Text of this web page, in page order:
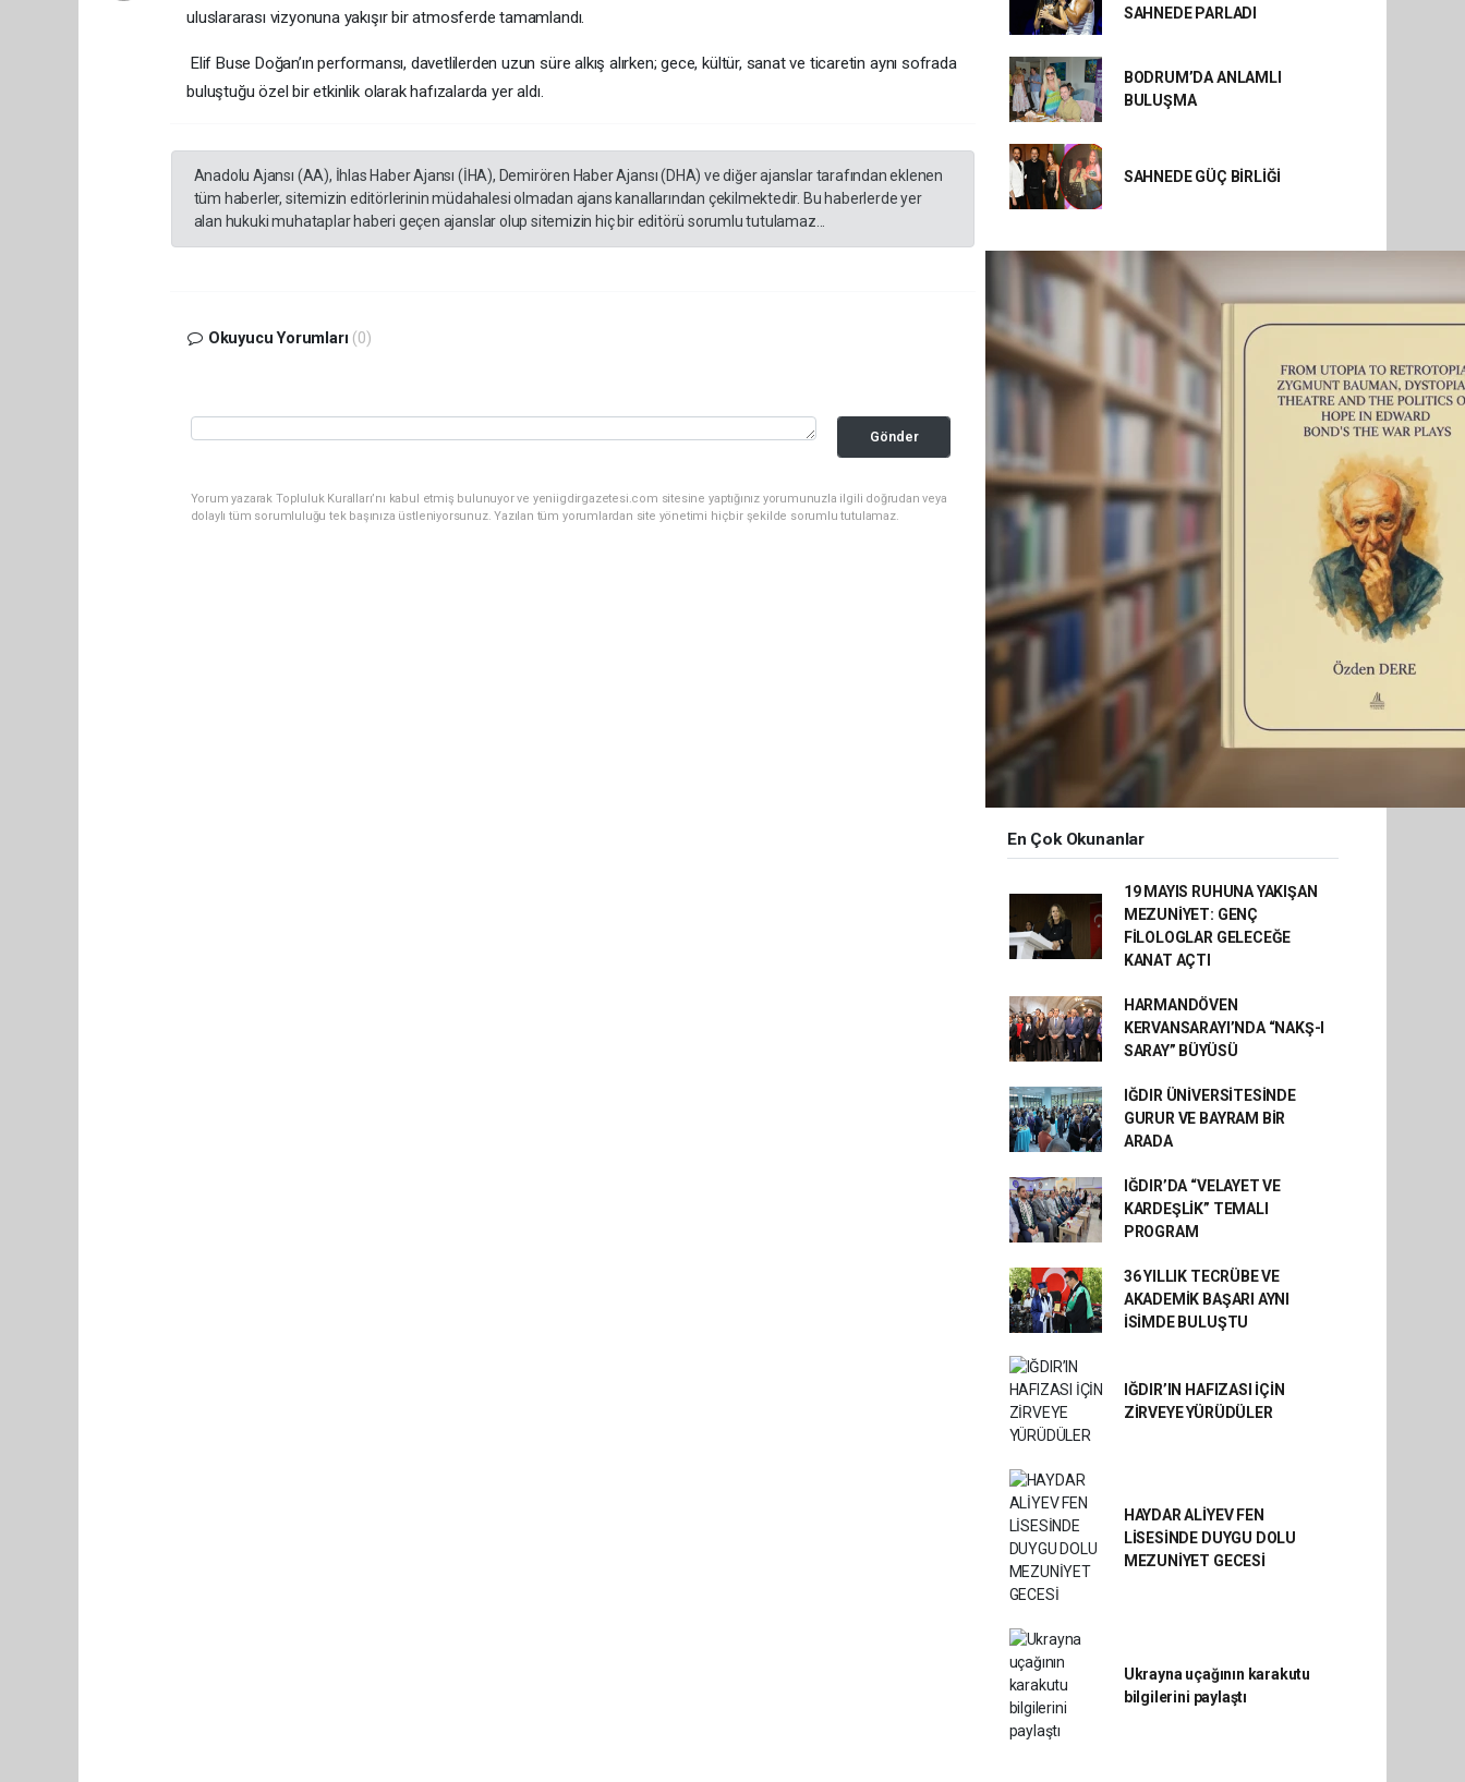
uluslararası vizyonuna yakışır bir atmosferde tamamlandı.
Elif Buse Doğan’ın performansı, davetlilerden uzun süre alkış alırken; gece, kültür, sanat ve ticaretin aynı sofrada
buluştuğu özel bir etkinlik olarak hafızalarda yer aldı.
Anadolu Ajansı (AA), İhlas Haber Ajansı (İHA), Demirören Haber Ajansı (DHA) ve diğer ajanslar tarafından eklenen
tüm haberler, sitemizin editörlerinin müdahalesi olmadan ajans kanallarından çekilmektedir. Bu haberlerde yer
alan hukuki muhataplar haberi geçen ajanslar olup sitemizin hiç bir editörü sorumlu tutulamaz...
Okuyucu Yorumları (0)
Gönder
Yorum yazarak Topluluk Kuralları’nı kabul etmiş bulunuyor ve yeniigdirgazetesi.com sitesine yaptığınız yorumunuzla ilgili doğrudan veya
dolaylı tüm sorumluluğu tek başınıza üstleniyorsunuz. Yazılan tüm yorumlardan site yönetimi hiçbir şekilde sorumlu tutulamaz.
SAHNEDE PARLADI
BODRUM’DA ANLAMLI
BULUŞMA
SAHNEDE GÜÇ BİRLİĞİ
En Çok Okunanlar
19 MAYIS RUHUNA YAKIŞAN
MEZUNİYET: GENÇ
FİLOLOGLAR GELECEĞE
KANAT AÇTI
HARMANDÖVEN
KERVANSARAYI’NDA “NAKŞ-I
SARAY” BÜYÜSÜ
IĞDIR ÜNİVERSİTESİNDE
GURUR VE BAYRAM BİR
ARADA
IĞDIR’DA “VELAYET VE
KARDEŞLİK” TEMALI
PROGRAM
36 YILLIK TECRÜBE VE
AKADEMİK BAŞARI AYNI
İSİMDE BULUŞTU
IĞDIR’IN HAFIZASI İÇİN
ZİRVEYE YÜRÜDÜLER
HAYDAR ALİYEV FEN
LİSESİNDE DUYGU DOLU
MEZUNİYET GECESİ
Ukrayna uçağının karakutu
bilgilerini paylaştı